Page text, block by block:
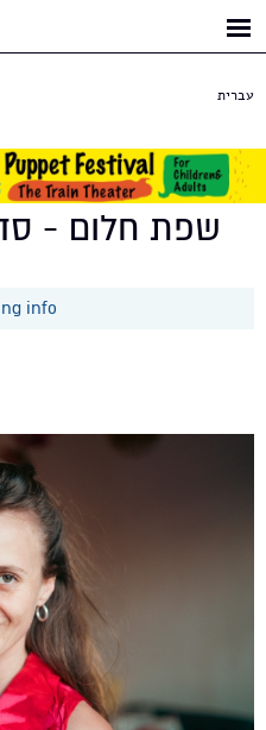
עברית
שפת חלום -
info